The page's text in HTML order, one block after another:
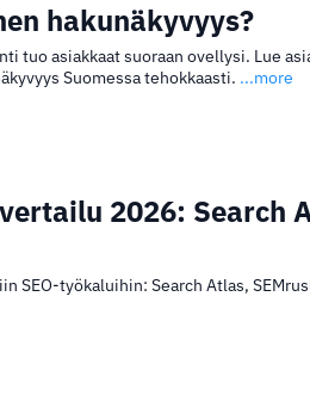
hakunäkyvyys?
tuo asiakkaat suoraan ovellysi. Lue
Suomessa tehokkaasti. ...more
2026: Search
SEO-työkaluihin: Search Atlas,